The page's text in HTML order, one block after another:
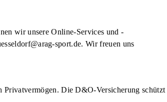
wir unsere Online-Services und -
sport.de. Wir freuen uns
Privatvermögen. Die D&O-Versicherung